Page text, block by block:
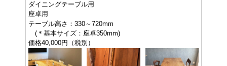
ダイニングテーブル用
座卓用
テーブル高さ：330～720mm
(＊基本サイズ：座卓350mm)
価格40,000円（税別）